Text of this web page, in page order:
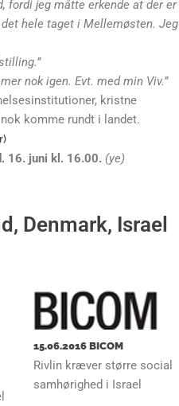
fordi jeg måtte erkende at der er
hele taget i Mellemøsten. Jeg
nok igen. Evt. med min Viv.”
kristne
komme rundt i landet.
16. juni kl. 16.00. (ye)
Denmark, Israel
15.06.2016 BICOM
Rivlin kræver større social
samhørighed i Israel